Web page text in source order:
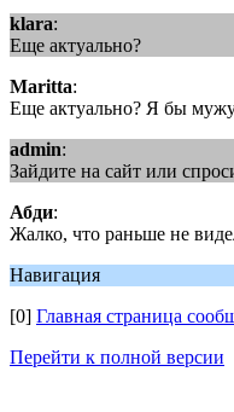
klara:
Еще актуально?
Maritta:
Еще актуально? Я бы
admin:
Зайдите на сайт или
Абди:
Жалко, что раньше не
Навигация
[0] Главная страница
Перейти к полной версии